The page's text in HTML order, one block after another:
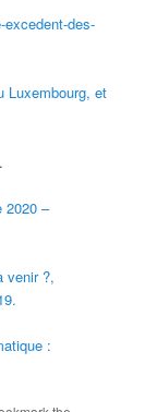
des-
Luxembourg, et
2020 –
venir ?,
: